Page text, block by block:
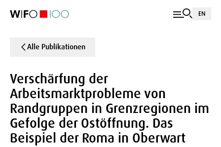
EN
Alle Publikationen
Verschärfung der
Arbeitsmarktprobleme von
Randgruppen in Grenzregionen im
Gefolge der Ostöffnung. Das
Beispiel der Roma in Oberwart